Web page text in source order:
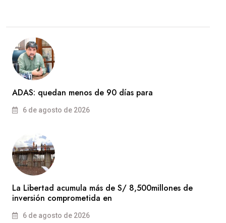
ADAS: quedan menos de 90 días para
6 de agosto de 2026
La Libertad acumula más de S/ 8,500millones de
inversión comprometida en
6 de agosto de 2026